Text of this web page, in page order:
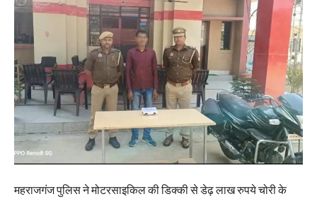
महराजगंज पुलिस ने मोटरसाइकिल की डिक्की से डेढ़ लाख रुपये चोरी के